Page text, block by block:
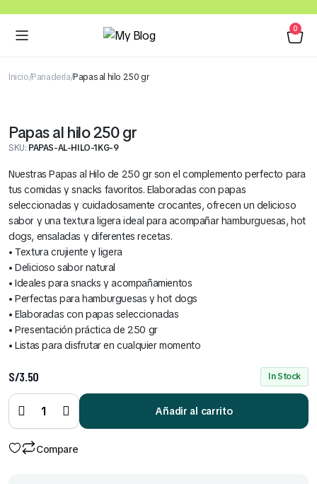
0
Inicio Panadería Papas al hilo 250 gr
Papas al hilo 250 gr
SKU: PAPAS-AL-HILO-1KG-9
Nuestras Papas al Hilo de 250 gr son el complemento perfecto para
tus comidas y snacks favoritos. Elaboradas con papas
seleccionadas y cuidadosamente crocantes, ofrecen un delicioso
sabor y una textura ligera ideal para acompañar hamburguesas, hot
dogs, ensaladas y diferentes recetas.
• Textura crujiente y ligera
• Delicioso sabor natural
• Ideales para snacks y acompañamientos
• Perfectas para hamburguesas y hot dogs
• Elaboradas con papas seleccionadas
• Presentación práctica de 250 gr
• Listas para disfrutar en cualquier momento
S/3.50 In Stock
Papas al
hilo 250
quantity
Añadir al carrito
Compare